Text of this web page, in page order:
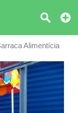
Alimentícia